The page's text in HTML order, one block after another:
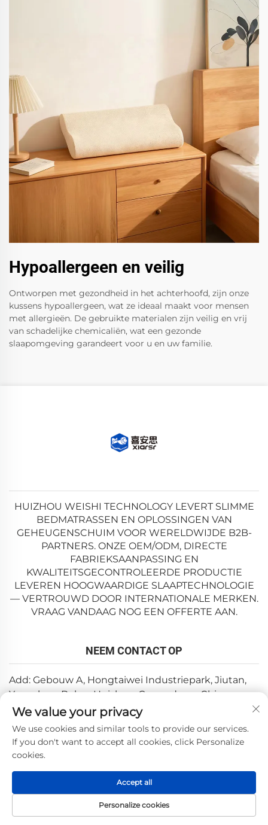
Hypoallergeen en veilig
Ontworpen met gezondheid in het achterhoofd, zijn onze
kussens hypoallergeen, wat ze ideaal maakt voor mensen
met allergieën. De gebruikte materialen zijn veilig en vrij
van schadelijke chemicaliën, wat een gezonde
slaapomgeving garandeert voor u en uw familie.
HUIZHOU WEISHI TECHNOLOGY LEVERT SLIMME
BEDMATRASSEN EN OPLOSSINGEN VAN
GEHEUGENSCHUIM VOOR WERELDWIJDE B2B-
PARTNERS. ONZE OEM/ODM, DIRECTE
FABRIEKSAANPASSING EN
KWALITEITSGECONTROLEERDE PRODUCTIE
LEVEREN HOOGWAARDIGE SLAAPTECHNOLOGIE
— VERTROUWD DOOR INTERNATIONALE MERKEN.
VRAAG VANDAAG NOG EEN OFFERTE AAN.
NEEM CONTACT OP
Add: Gebouw A, Hongtaiwei Industriepark, Jiutan,
Yuanzhou, Boluo, Huizhou, Guangdong, China
E-mail:[email protected]
Tel:+86-0752-6688646
Copyright © 2025 door Huizhou Weishi Technology Co., Ltd.
Privacybeleid
We value your privacy
We use cookies and similar tools to provide our services.
If you don't want to accept all cookies, click Personalize
cookies.
Personalize cookies
Accept all